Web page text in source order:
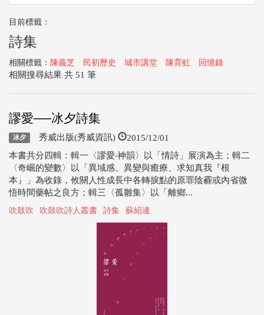
目前標籤：
詩集
相關標籤： 陳義芝 民初歷史 城市講堂 陳育虹 回憶錄
相關搜尋結果 共 51 筆
謬愛──冰夕詩集
冰夕 秀威出版(秀威資訊) 2015/12/01
本書共分四輯：輯一〈謬愛‧神韻〉以「情詩」展演為主；輯二
〈奇崛的變數〉以「異域感、異變與癒療、求知真我『根
本』」為收錄，攸關人性成長中各轉捩點的原罪陰霾或內省微
悟時間藥帖之良方；輯三〈孤雛集〉以「離鄉...
吹鼓吹 吹鼓吹詩人叢書 詩集 蘇紹連